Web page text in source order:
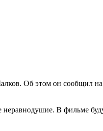
Об этом он сообщил
В фильме